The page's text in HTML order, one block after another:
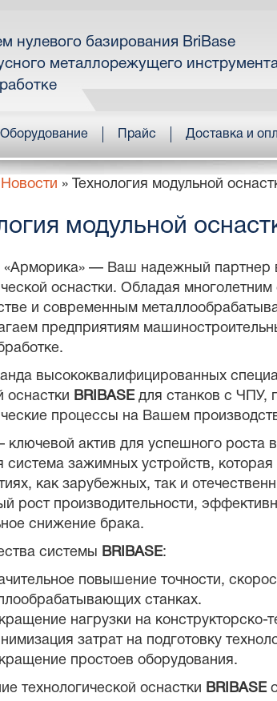
нулевого базирования BriBase
металлорежущего
Оборудование Прайс Доставка и
Новости » Технология модульной
модульной
«Арморика» — Ваш надежный партнер
оснастки. Обладая
и современным
предприятиям
высококвалифицированных
оснастки BRIBASE для станков с ЧПУ,
процессы на Вашем
ключевой актив для успешного роста
система зажимных устройств,
как зарубежных, так и
рост производительности,
снижение брака.
системы BRIBASE:
повышение точности,
станках.
нагрузки на конструкторско-
затрат на подготовку
простоев оборудования.
технологической оснастки BRIBASE